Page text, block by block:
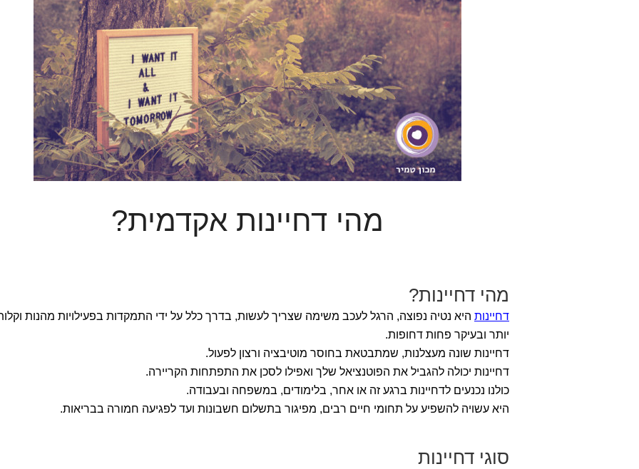
מהי דחיינות אקדמית?
מהי דחיינות?
דחיינות היא נטיה נפוצה, הרגל לעכב משימה שצריך לעשות, בדרך כלל על ידי התמקדות בפעילויות מהנות
יותר ובעיקר פחות דחופות.
דחיינות שונה מעצלנות, שמתבטאת בחוסר מוטיבציה ורצון לפעול.
דחיינות יכולה להגביל את הפוטנציאל שלך ואפילו לסכן את התפתחות הקריירה.
כולנו נכנעים לדחיינות ברגע זה או אחר, בלימודים, במשפחה ובעבודה.
היא עשויה להשפיע על תחומי חיים רבים, מפיגור בתשלום חשבונות ועד לפגיעה חמורה בבריאות.
סוגי דחיינות